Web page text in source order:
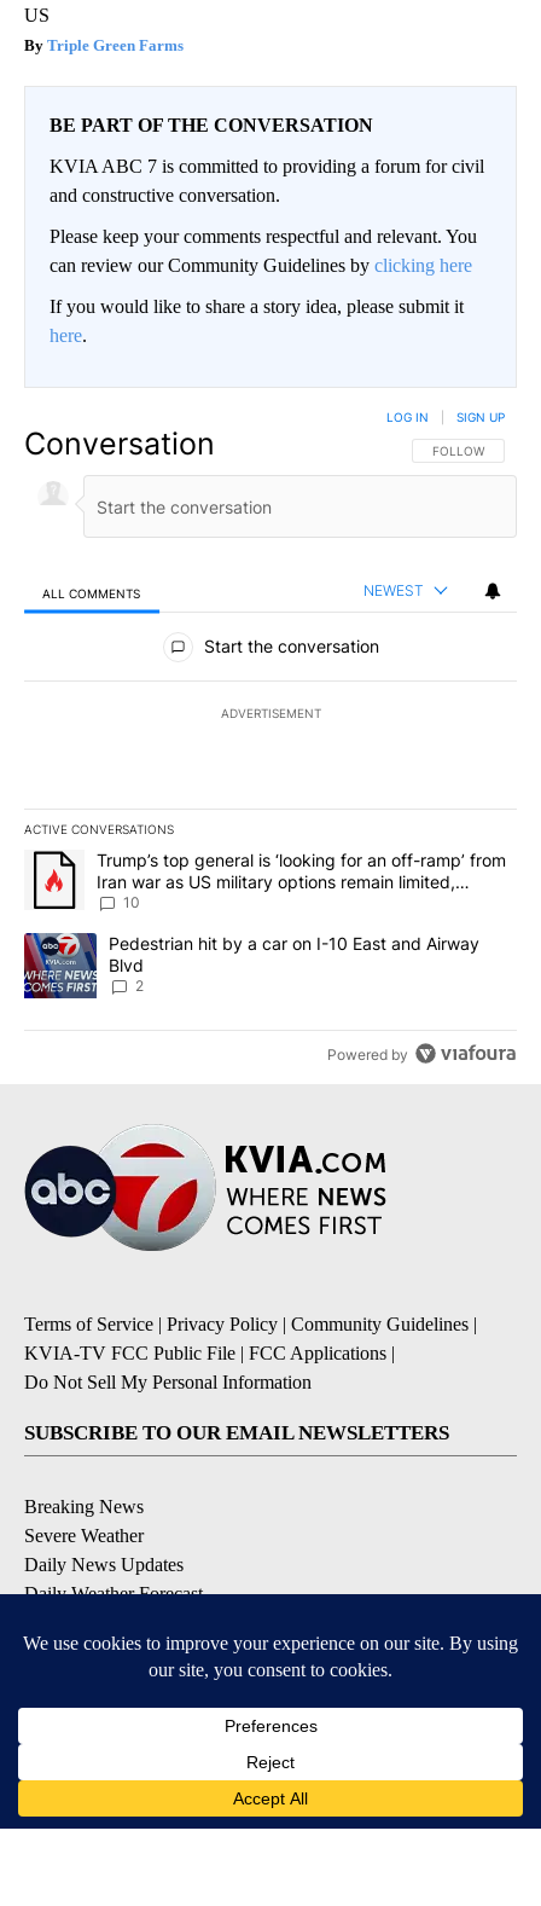
US
Triple Green Farms
BE PART OF THE CONVERSATION
KVIA ABC 7 is committed to providing a forum for civil
and constructive conversation.
Please keep your comments respectful and relevant. You
can review our Community Guidelines by clicking here
If you would like to share a story idea, please submit it
here.
Conversation FOLLOW THIS
FOLLOW
LOG IN SIGN UP
ALL COMMENTS NEWEST
All Comments
Start the conversation
ADVERTISEMENT
ACTIVE CONVERSATIONS
The following is a list of the most commented articles in the last
A trending article titled "Trump’s top general is ‘looking for an
Trump’s top general is ‘looking for an off-ramp’ from
Iran war as US military options remain limited,
sources say
10
A trending article titled "Pedestrian hit by a car on I-10 East and
Pedestrian hit by a car on I-10 East and Airway
Blvd
2
Powered by
Terms of Service | Privacy Policy | Community Guidelines |
KVIA-TV FCC Public File | FCC Applications |
Do Not Sell My Personal Information
SUBSCRIBE TO OUR EMAIL NEWSLETTERS
Breaking News
Severe Weather
Daily News Updates
Daily Weather Forecast
Contests & Promotions
DOWNLOAD OUR APPS
Available for iOS and Android